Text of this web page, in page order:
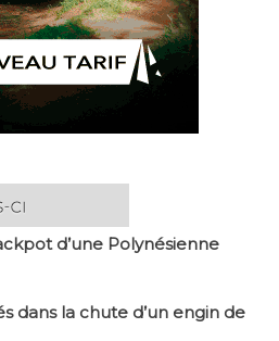
d’une Polynésienne
dans la chute d’un engin de